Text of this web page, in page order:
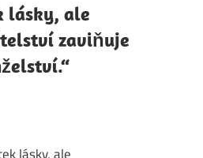
lásky, ale
zaviňuje
lásky, ale